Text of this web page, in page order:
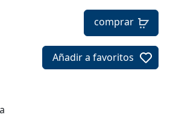
comprar
Añadir a favoritos